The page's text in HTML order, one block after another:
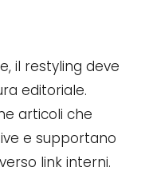
il restyling deve
editoriale.
articoli che
e supportano
link interni.